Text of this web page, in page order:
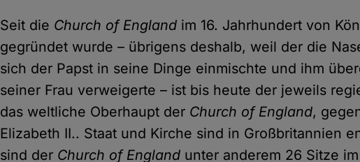
Seit die Church of England im 16. Jahrhundert von
gegründet wurde – übrigens deshalb, weil der die
sich der Papst in seine Dinge einmischte und ihm
seiner Frau verweigerte – ist bis heute der jeweils
das weltliche Oberhaupt der Church of England,
Elizabeth II.. Staat und Kirche sind in Großbritannien
sind der Church of England unter anderem 26 Sitze